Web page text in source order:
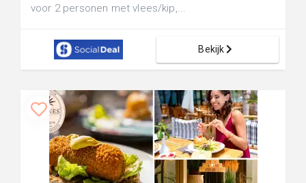
voor 2 personen met vlees/kip,...
Bekijk